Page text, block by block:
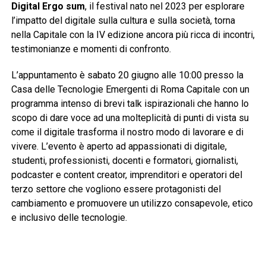
Digital Ergo sum, il festival nato nel 2023 per esplorare
l’impatto del digitale sulla cultura e sulla società, torna
nella Capitale con la IV edizione ancora più ricca di incontri,
testimonianze e momenti di confronto.
L’appuntamento è sabato 20 giugno alle 10:00 presso la
Casa delle Tecnologie Emergenti di Roma Capitale con un
programma intenso di brevi talk ispirazionali che hanno lo
scopo di dare voce ad una molteplicità di punti di vista su
come il digitale trasforma il nostro modo di lavorare e di
vivere. L’evento è aperto ad appassionati di digitale,
studenti, professionisti, docenti e formatori, giornalisti,
podcaster e content creator, imprenditori e operatori del
terzo settore che vogliono essere protagonisti del
cambiamento e promuovere un utilizzo consapevole, etico
e inclusivo delle tecnologie.